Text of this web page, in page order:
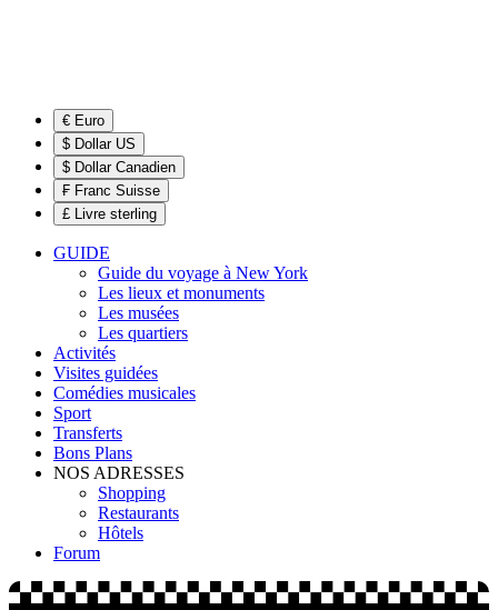
€ Euro
$ Dollar US
$ Dollar Canadien
₣ Franc Suisse
£ Livre sterling
GUIDE
Guide du voyage à New York
Les lieux et monuments
Les musées
Les quartiers
Activités
Visites guidées
Comédies musicales
Sport
Transferts
Bons Plans
NOS ADRESSES
Shopping
Restaurants
Hôtels
Forum